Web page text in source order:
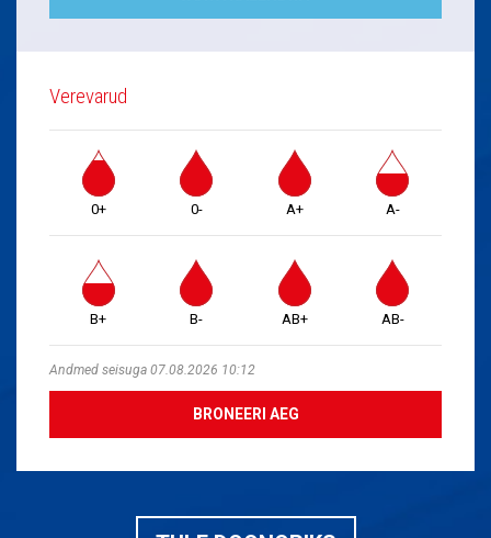
Verevarud
0+ 0- A+ A-
B+ B- AB+ AB-
Andmed seisuga 07.08.2026 10:12
BRONEERI AEG